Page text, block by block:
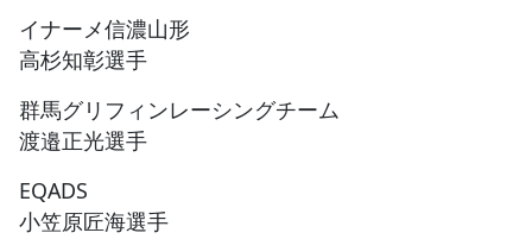
イナーメ信濃山形
高杉知彰選手
群馬グリフィンレーシングチーム
渡邉正光選手
EQADS
小笠原匠海選手